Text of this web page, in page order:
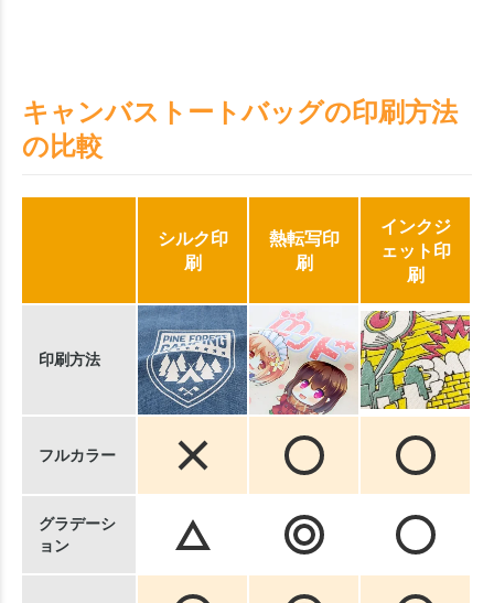
キャンバストートバッグの印刷方法
の比較
シルク印
刷
熱転写印
刷
インクジ
ェット印
刷
印刷方法
フルカラー
グラデーシ
ョン